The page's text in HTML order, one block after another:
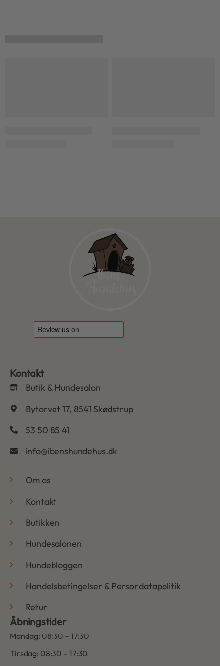
Kontakt
Butik & Hundesalon
Bytorvet 17, 8541 Skødstrup
53 50 85 41
info@ibenshundehus.dk
Om os
Kontakt
Butikken
Hundesalonen
Hundebloggen
Handelsbetingelser & Persondatapolitik
Retur
Åbningstider
Mandag: 08:30 – 17:30
Tirsdag: 08:30 – 17:30